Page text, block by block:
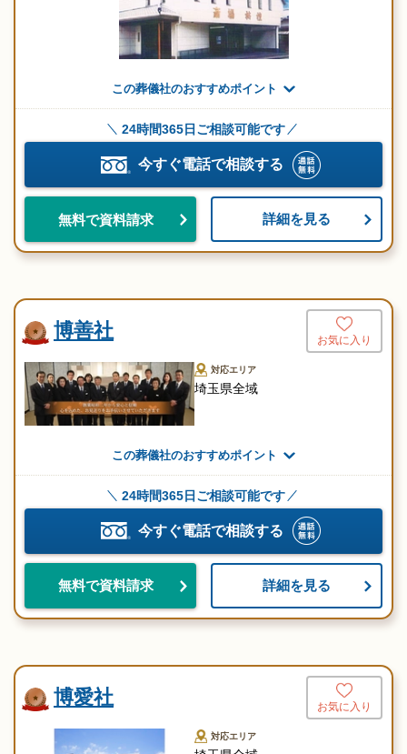
この葬儀社のおすすめポイント
24時間365日ご相談可能です
今すぐ電話で相談する
無料で資料請求 詳細を見る
博善社 お気に入り
対応エリア
埼玉県全域
この葬儀社のおすすめポイント
24時間365日ご相談可能です
今すぐ電話で相談する
無料で資料請求 詳細を見る
博愛社 お気に入り
対応エリア